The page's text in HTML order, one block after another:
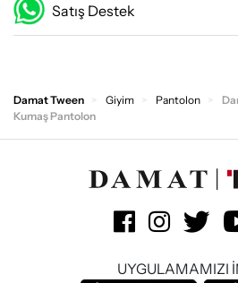
Satış Destek
Damat Tween Giyim Pantolon
Kumaş Pantolon
UYGULAMAMIZI